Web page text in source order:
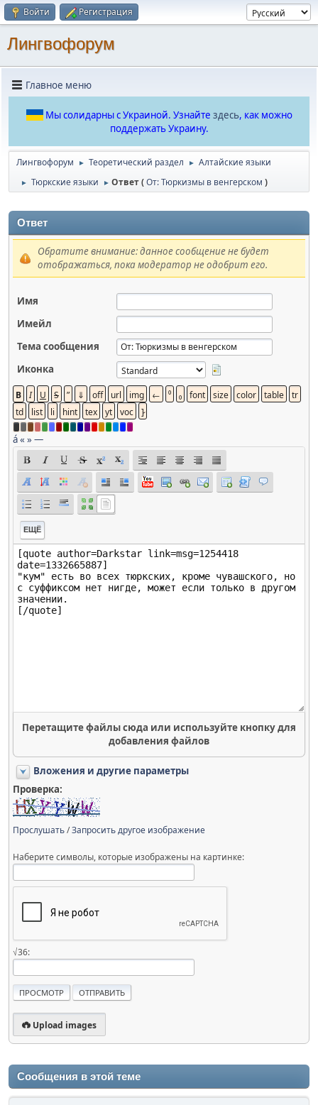
Войти Регистрация
Лингвофорум
Главное меню
Мы солидарны с Украиной. Узнайте здесь, как можно
поддержать Украину.
Лингвофорум ► Теоретический раздел ► Алтайские языки
► Тюркские языки ► Ответ (От: Тюркизмы в венгерском )
Ответ
Обратите внимание: данное сообщение не будет
отображаться, пока модератор не одобрит его.
Имя
Имейл
Тема сообщения
Иконка
á« »—
ЕЩЁ
Перетащите файлы сюда или используйте кнопку для
добавления файлов
Вложения и другие параметры
Проверка:
Прослушать/Запросить другое изображение
Наберите символы, которые изображены на картинке:
√36:
Upload images
Сообщения в этой теме